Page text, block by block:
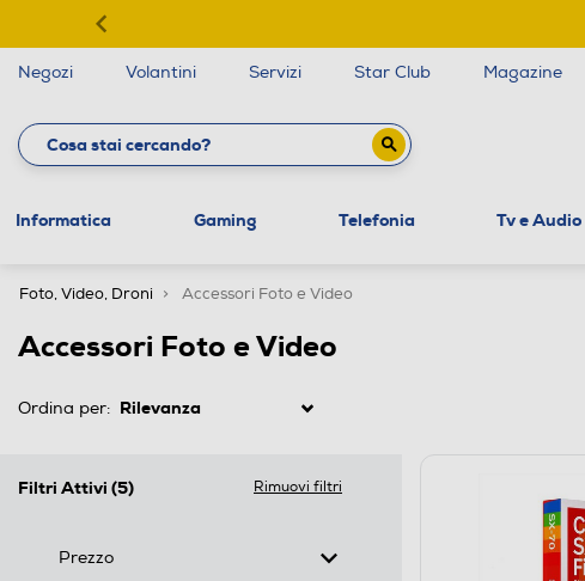
Negozi Volantini Servizi Star Club Magazine
Informatica Gaming Telefonia Tv e Audio
Foto, Video, Droni Accessori Foto e Video
Accessori Foto e Video
Ordina per:
Filtri Attivi (5) Rimuovi filtri
Prezzo